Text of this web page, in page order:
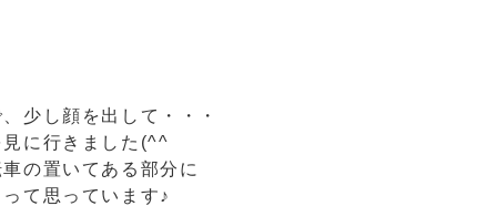
少し顔を出して・・・
に行きました(^^ゞ
の置いてある部分に
て思っています♪